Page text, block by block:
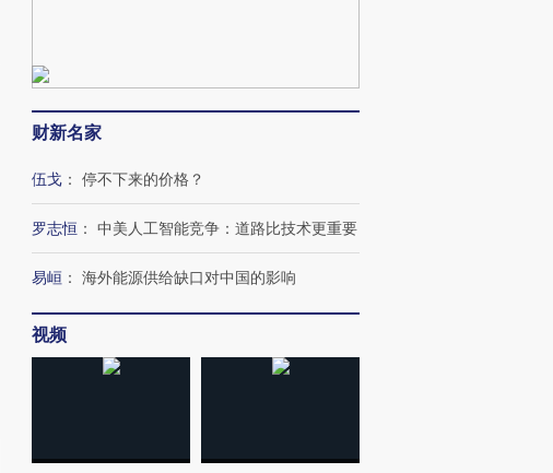
财新名家
伍戈 ： 停不下来的价格？
罗志恒 ： 中美人工智能竞争：道路比技术更重要
易峘 ： 海外能源供给缺口对中国的影响
视频